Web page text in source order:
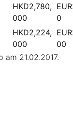
HKD2,780,
000
0
HKD2,224,
000
00
am 21.02.2017.